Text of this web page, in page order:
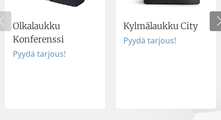
Olkalaukku
Konferenssi
Pyydä tarjous!
Kylmälaukku City
Pyydä tarjous!